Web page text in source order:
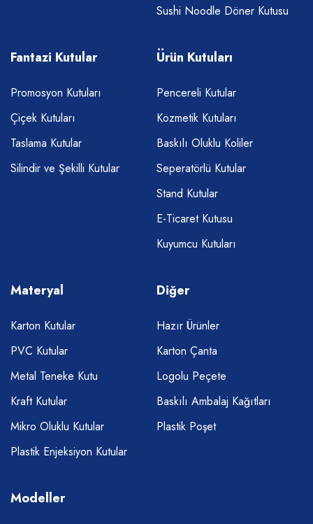
Sushi Noodle Döner Kutusu
Fantazi Kutular
Promosyon Kutuları
Çiçek Kutuları
Taslama Kutular
Silindir ve Şekilli Kutular
Ürün Kutuları
Pencereli Kutular
Kozmetik Kutuları
Baskılı Oluklu Koliler
Seperatörlü Kutular
Stand Kutular
E-Ticaret Kutusu
Kuyumcu Kutuları
Materyal
Karton Kutular
PVC Kutular
Metal Teneke Kutu
Kraft Kutular
Mikro Oluklu Kutular
Plastik Enjeksiyon Kutular
Diğer
Hazır Ürünler
Karton Çanta
Logolu Peçete
Baskılı Ambalaj Kağıtları
Plastik Poşet
Modeller